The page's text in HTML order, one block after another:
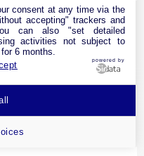
★
consent at any time via the
accepting" trackers and
can also "set detailed
activities not subject to
6 months.
powered by